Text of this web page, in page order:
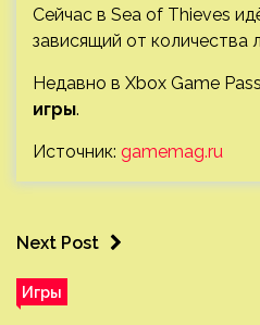
Сейчас в Sea of Thieves
зависящий от количества
Недавно в Xbox Game Pass
игры.
Источник: gamemag.ru
Next Post
Игры